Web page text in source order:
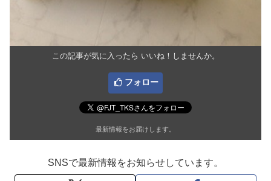
この記事が気に入ったら いいね！しませんか。
フォロー
最新情報をお届けします。
SNSで最新情報をお知らせしています。